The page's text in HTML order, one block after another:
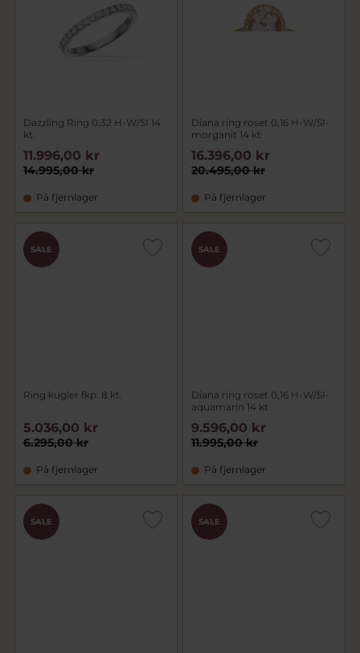
Dazzling Ring 0,32 H-W/SI 14
kt.
14.995,00 kr
11.996,00 kr
På fjernlager
Diana ring roset 0,16 H-W/SI-
morganit 14 kt
20.495,00 kr
16.396,00 kr
På fjernlager
SALE
Ring kugler fkp. 8 kt.
6.295,00 kr
5.036,00 kr
På fjernlager
SALE
Diana ring roset 0,16 H-W/SI-
aquamarin 14 kt
11.995,00 kr
9.596,00 kr
På fjernlager
SALE SALE